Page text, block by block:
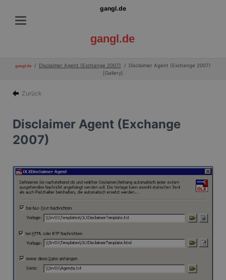
gangl.de
gangl.de
gangl.de Disclaimer Agent (Exchange 2007)
Disclaimer Agent (Exchange 2007)
[Gallery]
Zurück
Disclaimer Agent (Exchange
2007)